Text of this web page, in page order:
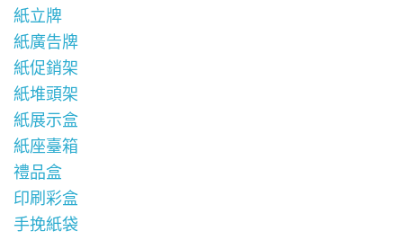
紙立牌
紙廣告牌
紙促銷架
紙堆頭架
紙展示盒
紙座臺箱
禮品盒
印刷彩盒
手挽紙袋